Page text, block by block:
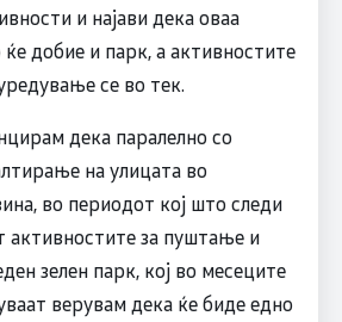
и најави дека оваа
ќе добие и парк, a активностите
се во тек.
дека паралелно со
на улицата во
во периодот кој што следи
активностите за пуштање и
зелен парк, кој во месеците
верувам дека ќе биде едно